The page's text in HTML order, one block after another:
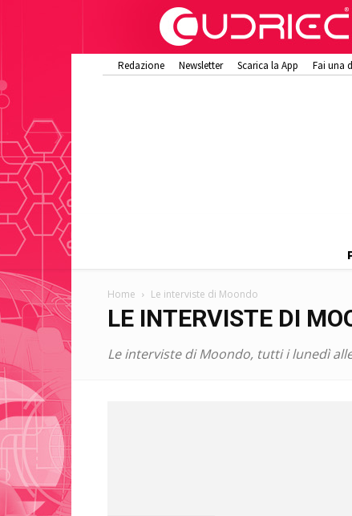
Redazione Newsletter Scarica la App Fai una
Home Le interviste di Moondo
LE INTERVISTE DI
Le interviste di Moondo, tutti i lunedì